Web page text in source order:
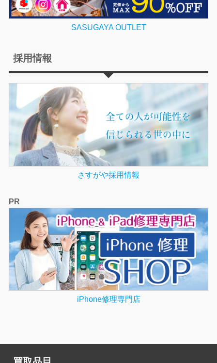
SASUGAYA OUTLET
採用情報
さすがや採用情報
PR
iPhone修理専門店